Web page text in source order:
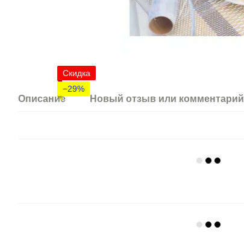
Скидка
−29%
Описание Новый отзыв или комментарий